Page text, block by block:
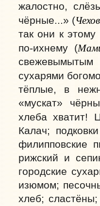
жалостно,
чёрные...» (Чехов
так они к
по-ихнему (
свежевымытым
сухарями
тёплые, в
«мускат»
хлеба хватит!
Калач;
филипповские
рижский и
городские
изюмом;
хлеб;